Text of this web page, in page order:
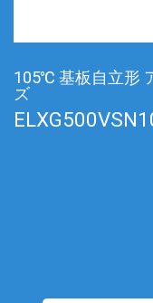
105℃ 基板自立形
ズ